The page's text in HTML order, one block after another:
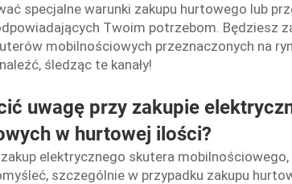
specjalne warunki zakupu hurtowego lub
Twoim potrzebom. Będziesz
mobilnościowych przeznaczonych na
śledząc te kanały!
uwagę przy zakupie
w hurtowej ilości?
elektrycznego skutera mobilnościowego,
szczególnie w przypadku zakupu